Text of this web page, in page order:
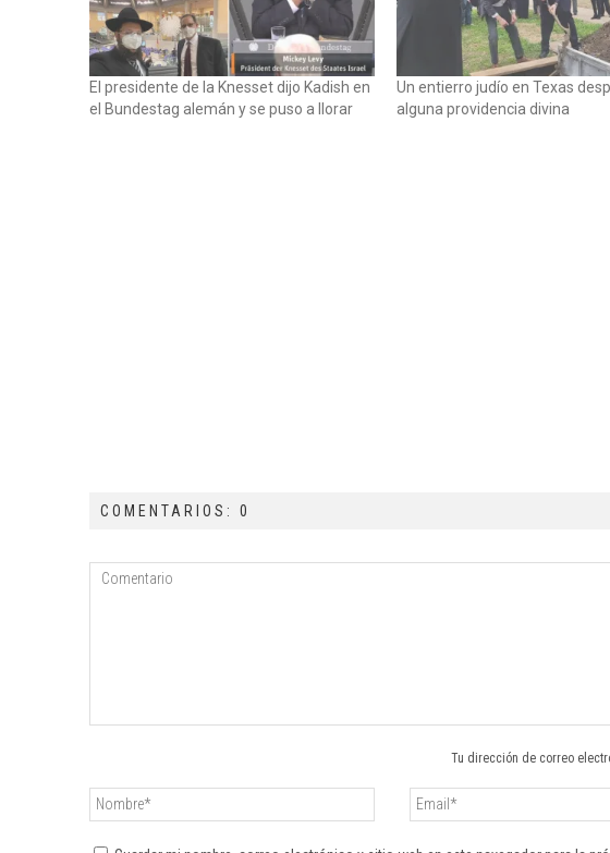
El presidente de la Knesset dijo Kadish en
el Bundestag alemán y se puso a llorar
Un entierro judío en Texas
alguna providencia divina
COMENTARIOS: 0
Tu dirección de correo